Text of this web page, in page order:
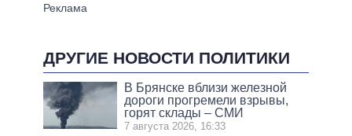
ДРУГИЕ НОВОСТИ ПОЛИТИКИ
В Брянске вблизи железной
дороги прогремели взрывы,
горят склады – СМИ
7 августа 2026, 16:33